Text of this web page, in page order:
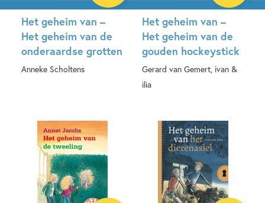
Het geheim van –
Het geheim van de
onderaardse grotten
Anneke Scholtens
Het geheim van –
Het geheim van de
gouden hockeystick
Gerard van Gemert, ivan &
ilia